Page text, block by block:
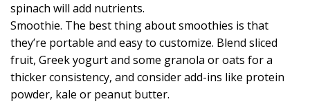
spinach will add nutrients.
Smoothie. The best thing about smoothies is that
they’re portable and easy to customize. Blend sliced
fruit, Greek yogurt and some granola or oats for a
thicker consistency, and consider add-ins like protein
powder, kale or peanut butter.